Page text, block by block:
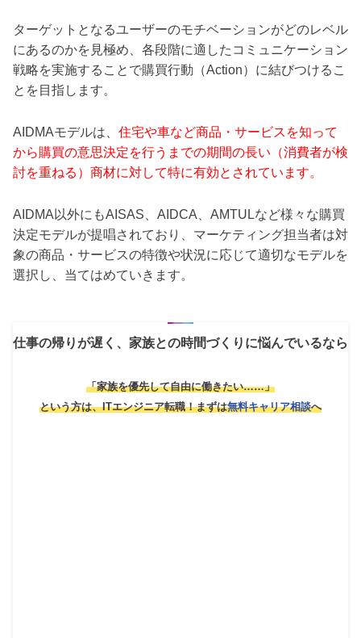
ターゲットとなるユーザーのモチベーションがどのレベル
にあるのかを見極め、各段階に適したコミュニケーション
戦略を実施することで購買行動（Action）に結びつけるこ
とを目指します。
AIDMAモデルは、 住宅や車など商品・サービスを知って
から購買の意思決定を行うまでの期間の長い（消費者が検
討を重ねる）商材に対して特に有効とされています。
AIDMA以外にもAISAS、AIDCA、AMTULなど様々な購買
決定モデルが提唱されており、マーケティング担当者は対
象の商品・サービスの特徴や状況に応じて適切なモデルを
選択し、当てはめていきます。
仕事の帰りが遅く、家族との時間づくりに悩んでいるなら
「家族を優先して自由に働きたい……」
という方は、ITエンジニア転職！まずは無料キャリア相談へ